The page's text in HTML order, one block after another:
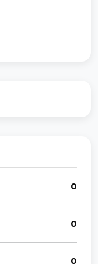
0
0
0